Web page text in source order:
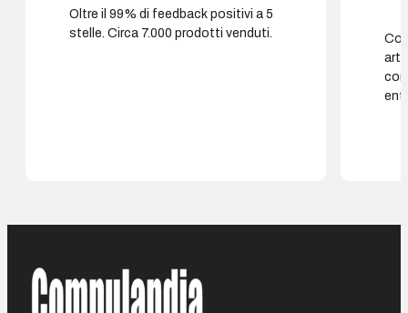
Oltre il 99% di feedback positivi a 5
stelle. Circa 7.000 prodotti venduti.